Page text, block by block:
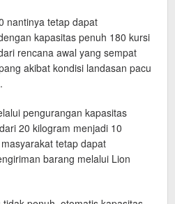
nantinya tetap dapat
kapasitas penuh 180 kursi
rencana awal yang sempat
akibat kondisi landasan pacu
pengurangan kapasitas
20 kilogram menjadi 10
tetap dapat
barang melalui Lion